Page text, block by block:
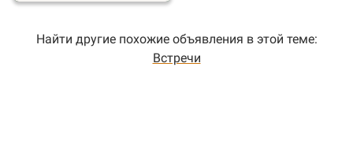
Найти другие похожие объявления в этой теме:
Встречи